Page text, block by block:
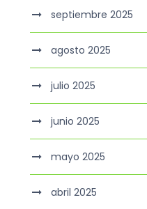
septiembre 2025
agosto 2025
julio 2025
junio 2025
mayo 2025
abril 2025